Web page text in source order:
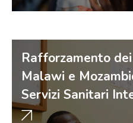
Rafforzamento
Malawi e
Servizi Sanitari